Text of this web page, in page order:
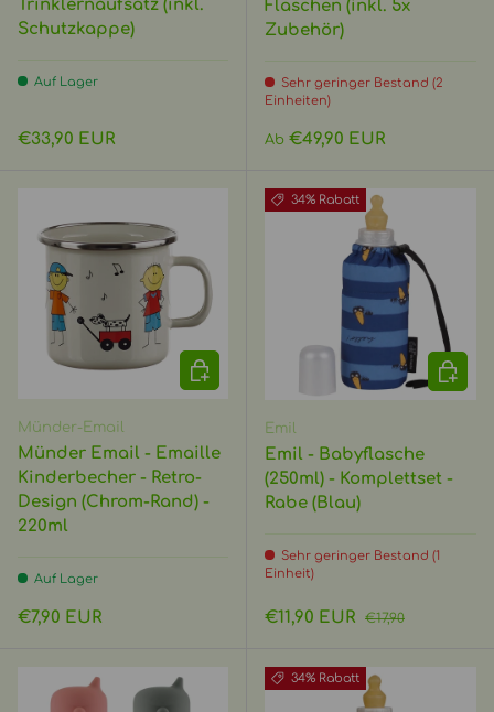
Trinklernaufsatz (inkl.
Schutzkappe)
Auf Lager
Normaler Preis
€33,90 EUR
Flaschen (inkl. 5x
Zubehör)
Sehr geringer Bestand (2
Einheiten)
Normaler Preis
Ab €49,90 EUR
Münder-Email
Münder Email - Emaille
Kinderbecher - Retro-
Design (Chrom-Rand) -
220ml
Auf Lager
Normaler Preis
€7,90 EUR
OPTIONEN AUSWÄHLEN
34% Rabatt
Emil
Emil - Babyflasche
(250ml) - Komplettset -
Rabe (Blau)
Sehr geringer Bestand (1
Einheit)
Verkaufspreis
€11,90 EUR Normaler Preis
€17,90
IN DEN
34% Rabatt